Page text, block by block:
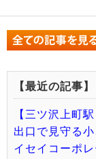
【最近の記事】
【三ツ沢上町
出口で見守る
イセイコーポ